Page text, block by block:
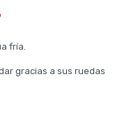
fría.
gracias a sus ruedas